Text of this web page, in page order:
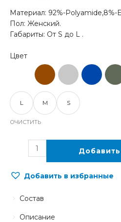
Материал: 92%-Polyamide,8%-
Пол: Женский.
Габариты: От S до L .
L M S
ОЧИСТИТЬ
Добавить в избранные
Описание
Состав